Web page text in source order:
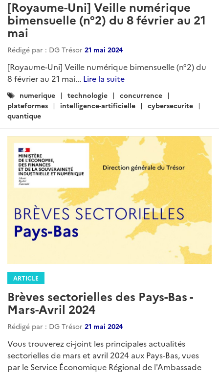
[Royaume-Uni] Veille numérique
bimensuelle (n°2) du 8 février au 21
mai
Rédigé par : DG Trésor 21 mai 2024
[Royaume-Uni] Veille numérique bimensuelle (n°2) du
8 février au 21 mai... Lire la suite
Catégories
:
numerique technologie
concurrence
plateformes
intelligence-artificielle
cybersecurite
quantique
ARTICLE
Brèves sectorielles des Pays-Bas -
Mars-Avril 2024
Rédigé par : DG Trésor 21 mai 2024
Vous trouverez ci-joint les principales actualités
sectorielles de mars et avril 2024 aux Pays-Bas, vues
par le Service Économique Régional de l'Ambassade